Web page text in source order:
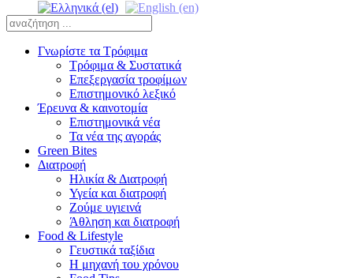
Γνωρίστε τα Τρόφιμα
Τρόφιμα & Συστατικά
Επεξεργασία τροφίμων
Επιστημονικό λεξικό
Έρευνα & καινοτομία
Επιστημονικά νέα
Τα νέα της αγοράς
Green Bites
Διατροφή
Ηλικία & Διατροφή
Υγεία και διατροφή
Ζούμε υγιεινά
Άθληση και διατροφή
Food & Lifestyle
Γευστικά ταξίδια
Η μηχανή του χρόνου